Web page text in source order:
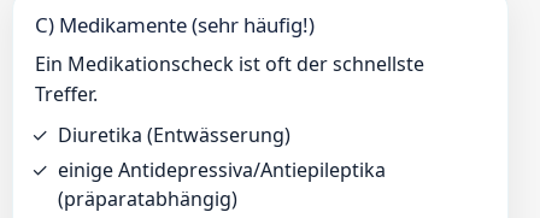
C) Medikamente (sehr häufig!)
Ein Medikationscheck ist oft der schnellste
Treffer.
Diuretika (Entwässerung)
einige Antidepressiva/Antiepileptika
(präparatabhängig)